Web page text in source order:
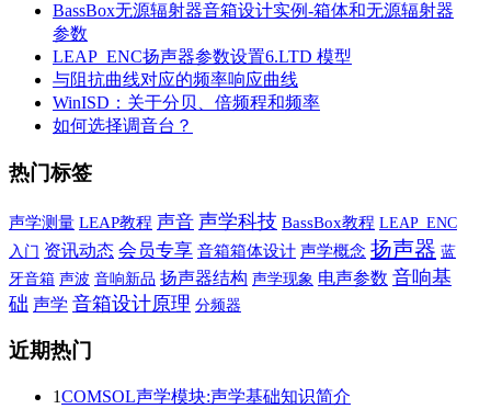
BassBox无源辐射器音箱设计实例-箱体和无源辐射器
参数
LEAP_ENC扬声器参数设置6.LTD 模型
与阻抗曲线对应的频率响应曲线
WinISD：关于分贝、倍频程和频率
如何选择调音台？
热门标签
声学测量 LEAP教程 声音 声学科技 BassBox教程 LEAP_ENC
入门 资讯动态 会员专享 音箱箱体设计 声学概念 扬声器 蓝
牙音箱 声波 音响新品 扬声器结构 声学现象 电声参数 音响基
础 声学 音箱设计原理 分频器
近期热门
1COMSOL声学模块:声学基础知识简介